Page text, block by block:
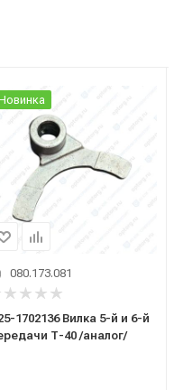
080.173.081
1702136 Вилка 5-й и 6-й
Т-40 /аналог/